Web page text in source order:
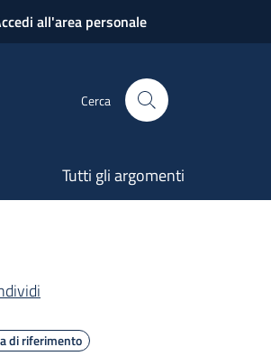
all'area personale
Cerca
Tutti gli argomenti
di riferimento